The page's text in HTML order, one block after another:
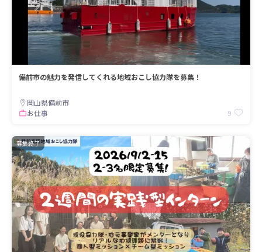
備前市の魅力を発信してくれる地域おこし協力隊を募集！
岡山県備前市
お仕事
9
募集終了